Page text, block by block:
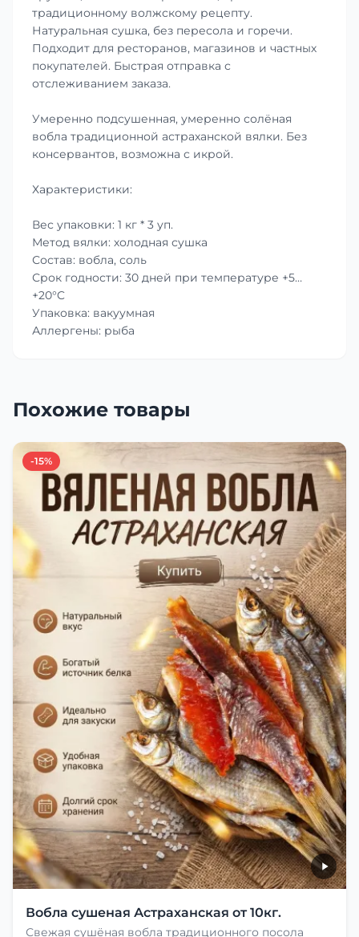
традиционному волжскому рецепту.
Натуральная сушка, без пересола и горечи.
Подходит для ресторанов, магазинов и частных
покупателей. Быстрая отправка с
отслеживанием заказа.
Умеренно подсушенная, умеренно солёная
вобла традиционной астраханской вялки. Без
консервантов, возможна с икрой.
Характеристики:
Вес упаковки: 1 кг * 3 уп.
Метод вялки: холодная сушка
Состав: вобла, соль
Срок годности: 30 дней при температуре +5…
+20°C
Упаковка: вакуумная
Аллергены: рыба
Похожие товары
-15%
Вобла сушеная Астраханская от 10кг.
Свежая сушёная вобла традиционного посола